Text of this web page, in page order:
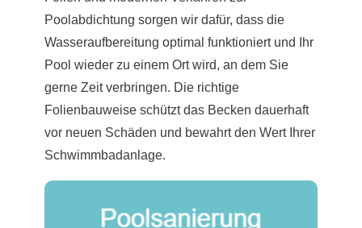
Poolabdichtung sorgen wir dafür, dass die
Wasseraufbereitung optimal funktioniert und Ihr
Pool wieder zu einem Ort wird, an dem Sie
gerne Zeit verbringen. Die richtige
Folienbauweise schützt das Becken dauerhaft
vor neuen Schäden und bewahrt den Wert Ihrer
Schwimmbadanlage.